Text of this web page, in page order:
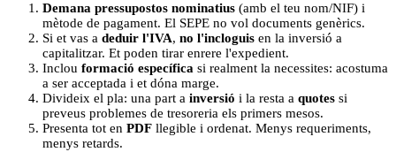
Demana pressupostos nominatius (amb el teu nom/NIF) i
mètode de pagament. El SEPE no vol documents genèrics.
Si et vas a deduir l'IVA, no l'incloguis en la inversió a
capitalitzar. Et poden tirar enrere l'expedient.
Inclou formació específica si realment la necessites: acostuma
a ser acceptada i et dóna marge.
Divideix el pla: una part a inversió i la resta a quotes si
preveus problemes de tresoreria els primers mesos.
Presenta tot en PDF llegible i ordenat. Menys requeriments,
menys retards.